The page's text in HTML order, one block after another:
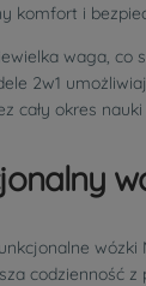
komfort i
waga,
2w1
cały okres
codzienność